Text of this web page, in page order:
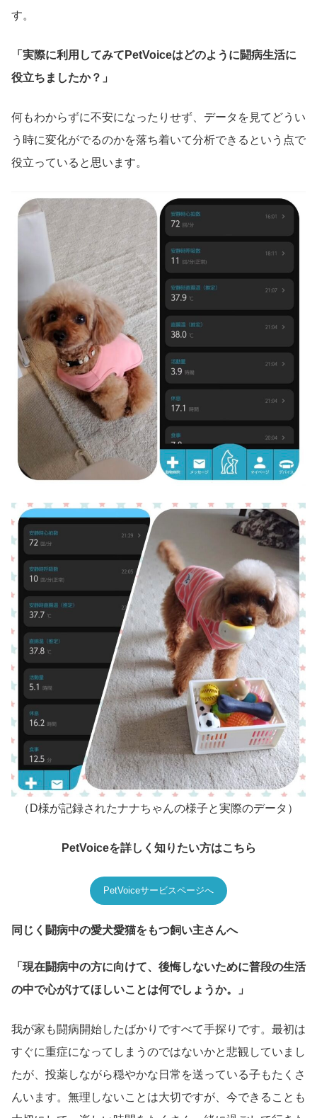
す。
「実際に利用してみてPetVoiceはどのように闘病生活に
役立ちましたか？」
何もわからずに不安になったりせず、データを見てどうい
う時に変化がでるのかを落ち着いて分析できるという点で
役立っていると思います。
（D様が記録されたナナちゃんの様子と実際のデータ）
PetVoiceを詳しく知りたい方はこちら
PetVoiceサービスページへ
同じく闘病中の愛犬愛猫をもつ飼い主さんへ
「現在闘病中の方に向けて、後悔しないために普段の生活
の中で心がけてほしいことは何でしょうか。」
我が家も闘病開始したばかりですべて手探りです。最初は
すぐに重症になってしまうのではないかと悲観していまし
たが、投薬しながら穏やかな日常を送っている子もたくさ
んいます。無理しないことは大切ですが、今できることも